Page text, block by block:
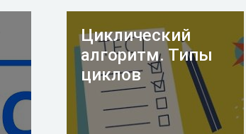
Циклический
алгоритм. Типы
циклов